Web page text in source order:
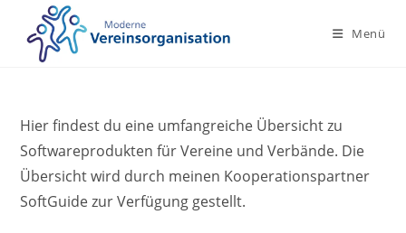
Inhalt
springen
Menü
Hier findest du eine umfangreiche Übersicht zu
Softwareprodukten für Vereine und Verbände. Die
Übersicht wird durch meinen Kooperationspartner
SoftGuide zur Verfügung gestellt.